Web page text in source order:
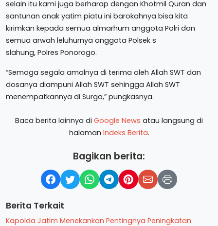
selain itu kami juga berharap dengan Khotmil Quran dan
santunan anak yatim piatu ini barokahnya bisa kita
kirimkan kepada semua almarhum anggota Polri dan
semua arwah leluhurnya anggota Polsek s
slahung, Polres Ponorogo.
“Semoga segala amalnya di terima oleh Allah SWT dan
dosanya diampuni Allah SWT sehingga Allah SWT
menempatkannya di Surga,” pungkasnya.
Baca berita lainnya di Google News atau langsung di
halaman Indeks Berita.
Bagikan berita:
Berita Terkait
Kapolda Jatim Menekankan Pentingnya Peningkatan